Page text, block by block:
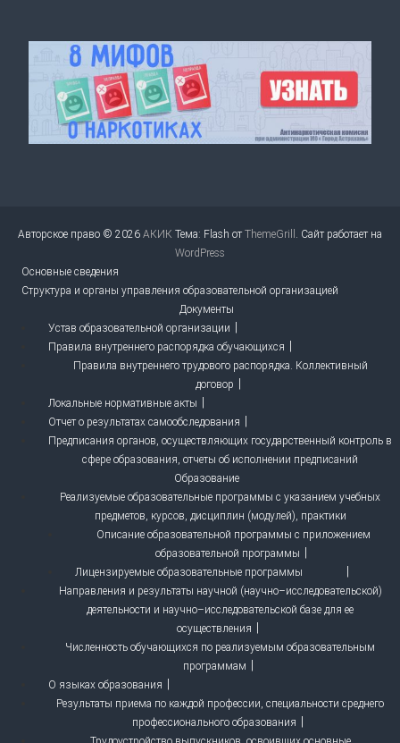
Авторское право © 2026 АКИК Тема: Flash отThemeGrill . Сайт работает на
WordPress
Основные сведения
Структура и органы управления образовательной организацией
Документы
Устав образовательной организации
Правила внутреннего распорядка обучающихся
Правила внутреннего трудового распорядка. Коллективный
договор
Локальные нормативные акты
Отчет о результатах самообследования
Предписания органов, осуществляющих государственный контроль в
сфере образования, отчеты об исполнении предписаний
Образование
Реализуемые образовательные программы с указанием учебных
предметов, курсов, дисциплин (модулей), практики
Описание образовательной программы с приложением
образовательной программы
Лицензируемые образовательные программы
Направления и результаты научной (научно–исследовательской)
деятельности и научно–исследовательской базе для ее
осуществления
Численность обучающихся по реализуемым образовательным
программам
О языках образования
Результаты приема по каждой профессии, специальности среднего
профессионального образования